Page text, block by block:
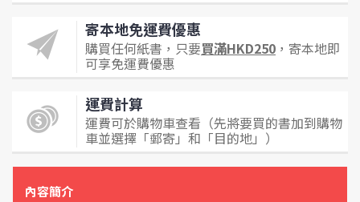
寄本地免運費優惠
購買任何紙書，只要買滿HKD250 ，寄本地即
可享免運費優惠
運費計算
運費可於購物車查看（先將要買的書加到購物
車並選擇「郵寄」和「目的地」）
內容簡介